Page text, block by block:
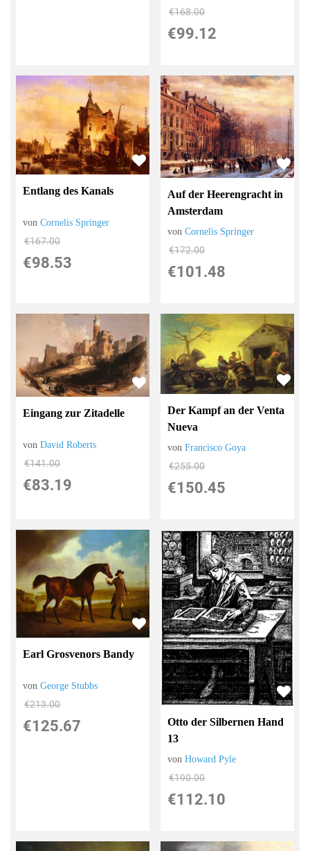
€168.00
€99.12
Entlang des Kanals
vonCornelis Springer
€167.00
€98.53
Auf der Heerengracht in
Amsterdam
vonCornelis Springer
€172.00
€101.48
Eingang zur Zitadelle
vonDavid Roberts
€141.00
€83.19
Der Kampf an der Venta
Nueva
vonFrancisco Goya
€255.00
€150.45
Earl Grosvenors Bandy
vonGeorge Stubbs
€213.00
€125.67
Otto der Silbernen Hand
13
vonHoward Pyle
€190.00
€112.10